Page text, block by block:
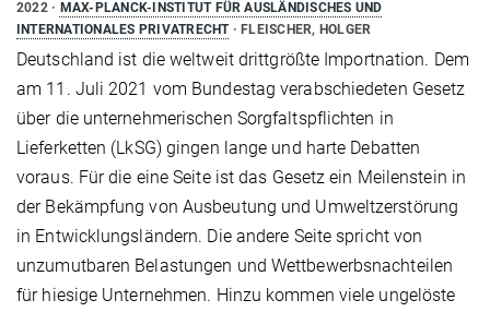
2022
MAX-PLANCK-INSTITUT FÜR AUSLÄNDISCHES UND
INTERNATIONALES PRIVATRECHT
FLEISCHER, HOLGER
Deutschland ist die weltweit drittgrößte Importnation. Dem
am 11. Juli 2021 vom Bundestag verabschiedeten Gesetz
über die unternehmerischen Sorgfaltspflichten in
Lieferketten (LkSG) gingen lange und harte Debatten
voraus. Für die eine Seite ist das Gesetz ein Meilenstein in
der Bekämpfung von Ausbeutung und Umweltzerstörung
in Entwicklungsländern. Die andere Seite spricht von
unzumutbaren Belastungen und Wettbewerbsnachteilen
für hiesige Unternehmen. Hinzu kommen viele ungelöste